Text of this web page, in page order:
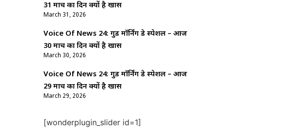
31 मार्च का दिन क्यों है खास
March 31, 2026
Voice Of News 24: गुड माॅर्निंग डे स्पेशल – आज
30 मार्च का दिन क्यों है खास
March 30, 2026
Voice Of News 24: गुड माॅर्निंग डे स्पेशल – आज
29 मार्च का दिन क्यों है खास
March 29, 2026
[wonderplugin_slider id=1]